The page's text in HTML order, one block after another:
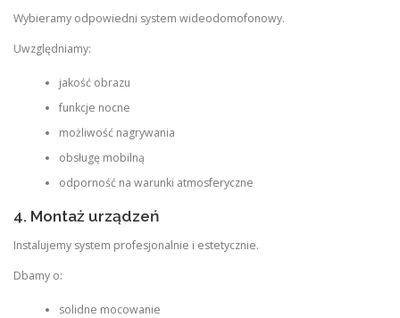
Wybieramy odpowiedni system wideodomofonowy.
Uwzględniamy:
jakość obrazu
funkcje nocne
możliwość nagrywania
obsługę mobilną
odporność na warunki atmosferyczne
4. Montaż urządzeń
Instalujemy system profesjonalnie i estetycznie.
Dbamy o:
solidne mocowanie